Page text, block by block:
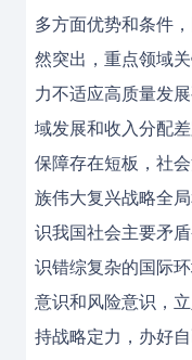
多方面优势和条件
然突出，重点领域
力不适应高质量发
域发展和收入分配
保障存在短板，社
族伟大复兴战略全
识我国社会主要矛
识错综复杂的国际
意识和风险意识，
持战略定力，办好